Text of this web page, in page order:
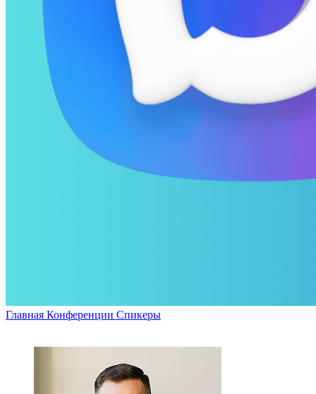
Главная Конференции Спикеры